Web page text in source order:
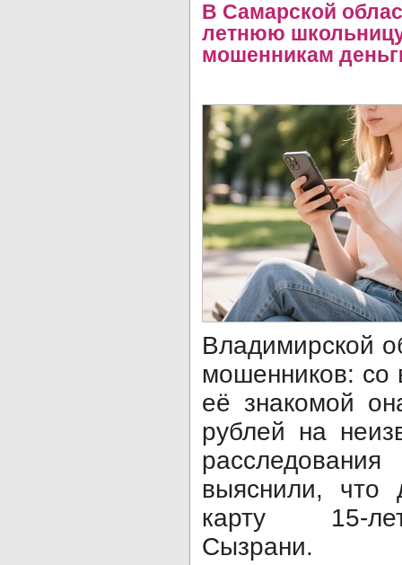
В Самарской
летнюю
мошенникам
Владимирской
мошенников: со
её знакомой
рублей на
выяснили, что
карту 15-
Сызрани.